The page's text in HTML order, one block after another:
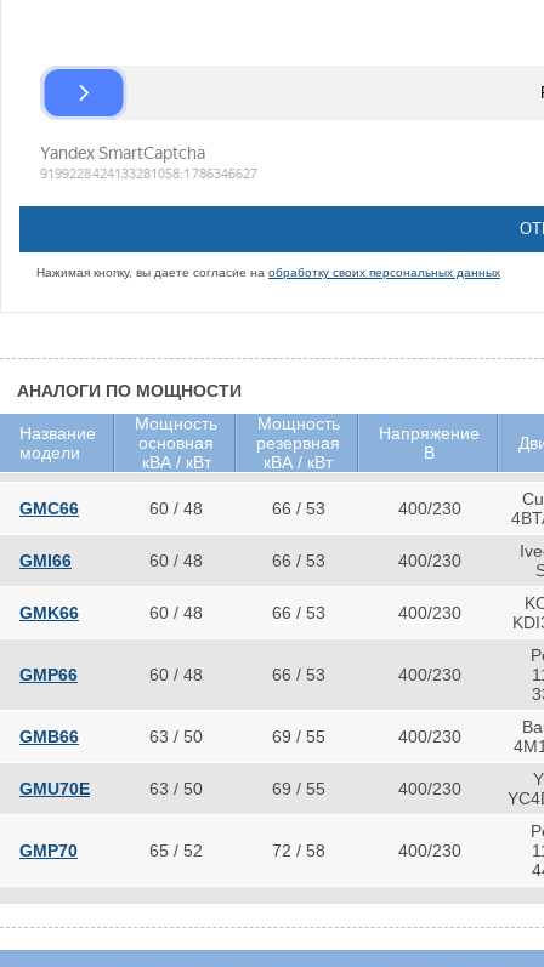
Нажимая кнопку, вы даете согласие на обработку своих персональных данных
АНАЛОГИ ПО МОЩНОСТИ
Название
модели
Мощность
основная
кВА / кВт
Мощность
резервная
кВА / кВт
Напряжение
В
GMC66 60 / 48 66 / 53 400/230
GMI66 60 / 48 66 / 53 400/230
GMK66 60 / 48 66 / 53 400/230
GMP66 60 / 48 66 / 53 400/230
GMB66 63 / 50 69 / 55 400/230
GMU70E 63 / 50 69 / 55 400/230
GMP70 65 / 52 72 / 58 400/230